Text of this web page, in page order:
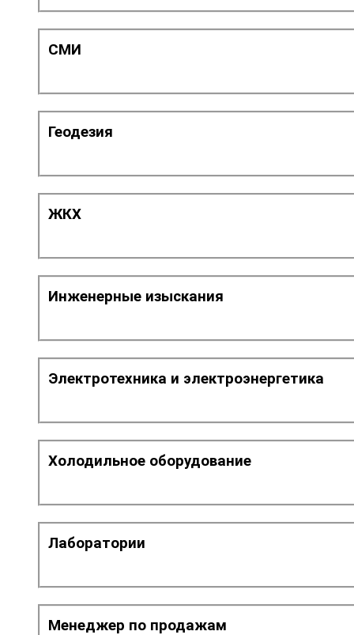
СМИ
Геодезия
ЖКХ
Инженерные изыскания
Электротехника и электроэнергетика
Холодильное оборудование
Лаборатории
Менеджер по продажам